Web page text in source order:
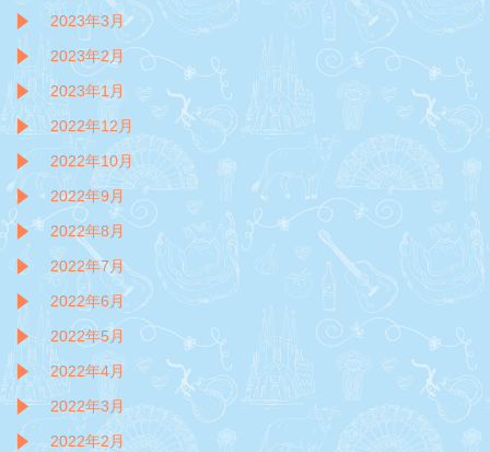
2023年3月
2023年2月
2023年1月
2022年12月
2022年10月
2022年9月
2022年8月
2022年7月
2022年6月
2022年5月
2022年4月
2022年3月
2022年2月